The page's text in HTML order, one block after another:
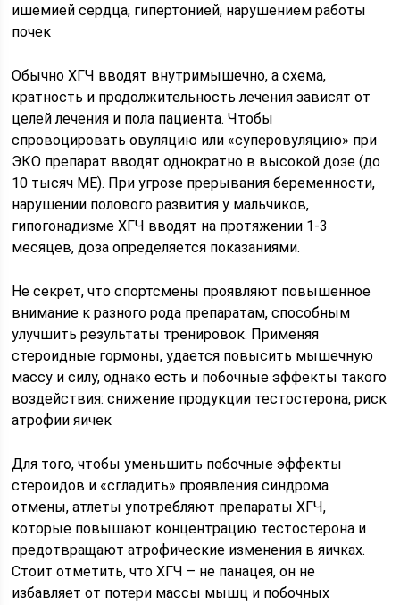
ишемией сердца, гипертонией, нарушением работы
почек
Обычно ХГЧ вводят внутримышечно, а схема,
кратность и продолжительность лечения зависят от
целей лечения и пола пациента. Чтобы
спровоцировать овуляцию или «суперовуляцию» при
ЭКО препарат вводят однократно в высокой дозе (до
10 тысяч МЕ). При угрозе прерывания беременности,
нарушении полового развития у мальчиков,
гипогонадизме ХГЧ вводят на протяжении 1-3
месяцев, доза определяется показаниями.
Не секрет, что спортсмены проявляют повышенное
внимание к разного рода препаратам, способным
улучшить результаты тренировок. Применяя
стероидные гормоны, удается повысить мышечную
массу и силу, однако есть и побочные эффекты такого
воздействия: снижение продукции тестостерона, риск
атрофии яичек
Для того, чтобы уменьшить побочные эффекты
стероидов и «сгладить» проявления синдрома
отмены, атлеты употребляют препараты ХГЧ,
которые повышают концентрацию тестостерона и
предотвращают атрофические изменения в яичках.
Стоит отметить, что ХГЧ – не панацея, он не
избавляет от потери массы мышц и побочных